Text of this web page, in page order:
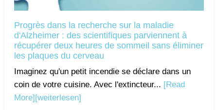
Progrès dans la recherche sur la maladie
d'Alzheimer : des scientifiques parviennent à
récupérer deux heures de sommeil sans éliminer
les plaques du cerveau
Imaginez qu'un petit incendie se déclare dans un
coin de votre cuisine. Avec l'extincteur... [Read
More] [weiterlesen]